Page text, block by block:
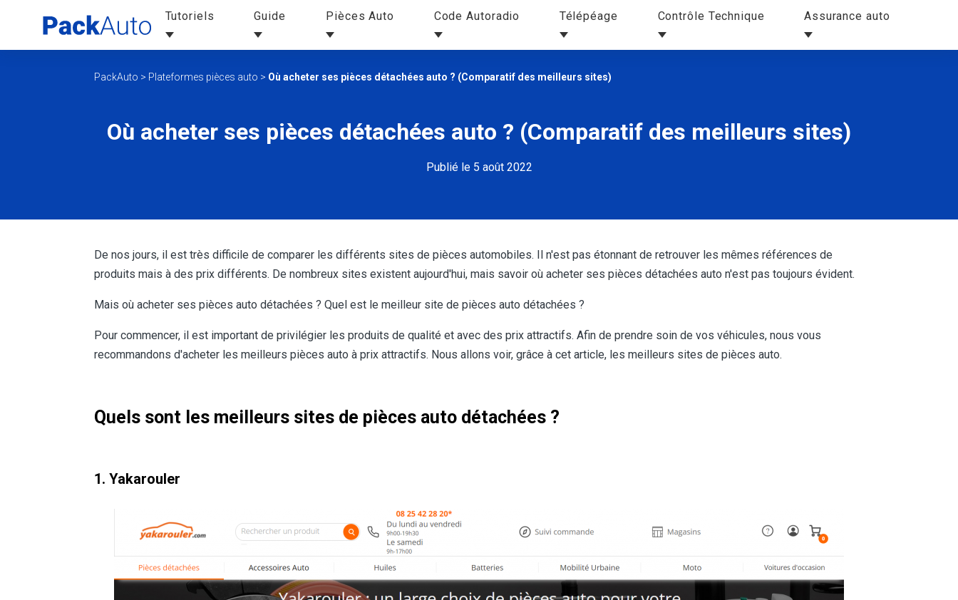
Tutoriels Guide Pièces Auto Code Autoradio Télépéage Contrôle Technique Assurance auto
PackAuto > Plateformes pièces auto > Où acheter ses pièces détachées auto ? (Comparatif des meilleurs sites)
Où acheter ses pièces détachées auto ? (Comparatif des meilleurs sites)
Publié le 5 août 2022
De nos jours, il est très difficile de comparer les différents sites de pièces automobiles. Il n'est pas étonnant de retrouver les mêmes références de
produits mais à des prix différents. De nombreux sites existent aujourd'hui, mais savoir où acheter ses pièces détachées auto n'est pas toujours évident.
Mais où acheter ses pièces auto détachées ? Quel est le meilleur site de pièces auto détachées ?
Pour commencer, il est important de privilégier les produits de qualité et avec des prix attractifs. Afin de prendre soin de vos véhicules, nous vous
recommandons d'acheter les meilleurs pièces auto à prix attractifs. Nous allons voir, grâce à cet article, les meilleurs sites de pièces auto.
Quels sont les meilleurs sites de pièces auto détachées ?
1. Yakarouler